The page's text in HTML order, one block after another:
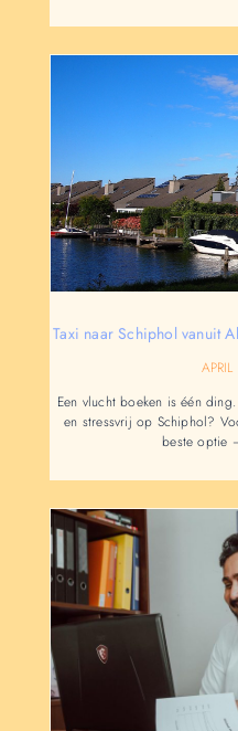
Taxi naar Schiphol vanuit
Een vlucht boeken is één
en stressvrij op Schiphol?
beste optie